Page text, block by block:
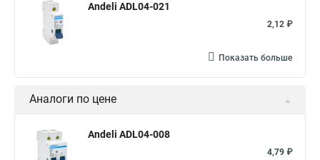
Andeli ADL04-021
2,12 ₽
Показать больше
Аналоги по цене
Andeli ADL04-008
4,79 ₽